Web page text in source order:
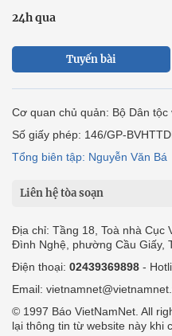
24h qua
Tuyến bài
Cơ quan chủ quản: Bộ Dân tộc
Số giấy phép: 146/GP-
Tổng biên tập: Nguyễn Văn Bá
Liên hệ tòa soạn
Địa chỉ: Tầng 18, Toà nhà Cục
Đình Nghệ, phường Cầu Giấy,
Điện thoại: 02439369898 -
Email:
© 1997 Báo VietNamNet. All
lại thông tin từ website này khi